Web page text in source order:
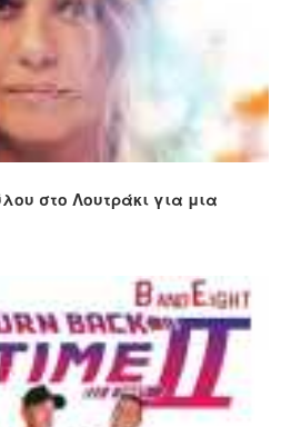
στο Λουτράκι για μια